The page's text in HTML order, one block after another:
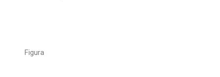
Figura